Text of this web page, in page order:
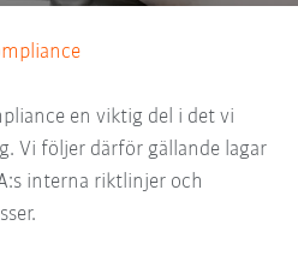
en viktig del i det vi
Vi följer därför gällande lagar
interna riktlinjer och